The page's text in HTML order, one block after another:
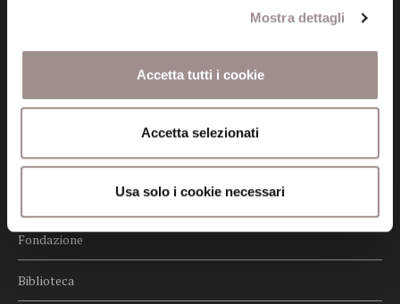
Mostra dettagli
Accetta tutti i cookie
Accetta selezionati
Usa solo i cookie necessari
Whistleblowing
Menu
Fondazione
Biblioteca